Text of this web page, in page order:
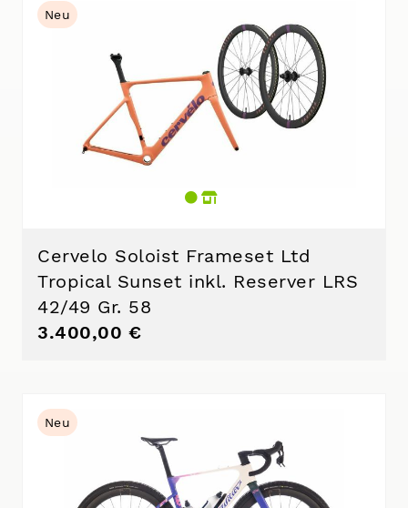
Neu
Cervelo Soloist Frameset Ltd
Tropical Sunset inkl. Reserver LRS
42/49 Gr. 58
3.400,00 €
Neu